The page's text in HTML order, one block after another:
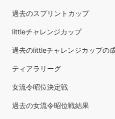
過去のスプリントカップ
littleチャレンジカップ
過去のlittleチャレンジカップの
ティアラリーグ
女流令昭位決定戦
過去の女流令昭位戦結果